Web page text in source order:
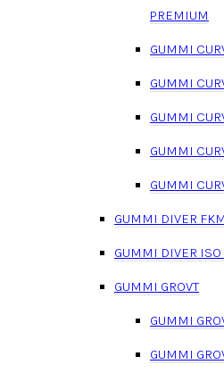
PREMIUM
GUMMI
GUMMI
GUMMI
GUMMI
GUMMI
GUMMI DIVER FKM
GUMMI DIVER ISO
GUMMI GROVT
GUMMI
GUMMI